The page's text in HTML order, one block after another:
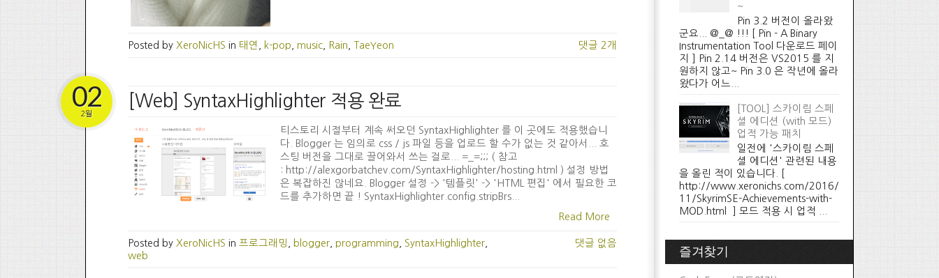
Posted by XeroNicHS in 태연 k-pop music Rain TaeYeon 댓글 2개
[Web] SyntaxHighlighter 적용 완료
02
2월
티스토리 시절부터 계속 써오던 SyntaxHighlighter 를 이 곳에도 적용했습니
다. Blogger 는 임의로 css / js 파일 등을 업로드 할 수가 없는 것 같아서... 호
스팅 버전을 그대로 끌어와서 쓰는 걸로... =_=;;; ( 참고
: http://alexgorbatchev.com/SyntaxHighlighter/hosting.html ) 설정 방법
은 복잡하진 않네요. Blogger 설정 -> '템플릿' -> 'HTML 편집' 에서 필요한 코
드를 추가하면 끝 ! SyntaxHighlighter.config.stripBrs...
Read More
Posted by XeroNicHS in 프로그래밍 blogger programming SyntaxHighlighter
web
댓글 없음
~
Pin 3.2 버전이 올라왔
군요... @_@ !!! [ Pin - A Binary
Instrumentation Tool 다운로드 페이
지 ] Pin 2.14 버전은 VS2015 를 지
원하지 않고~ Pin 3.0 은 작년에 올라
왔다가 어느...
[TOOL] 스카이림 스페
셜 에디션 (with 모드)
업적 가능 패치
일전에 '스카이림 스페
셜 에디션' 관련된 내용
을 올린 적이 있습니다. [
http://www.xeronichs.com/2016/
11/SkyrimSE-Achievements-with-
MOD.html ] 모드 적용 시 업적 ...
즐겨찾기